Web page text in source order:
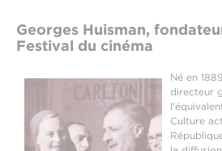
Georges Huisman,
Festival du cinéma
Né en
directeur
Culture